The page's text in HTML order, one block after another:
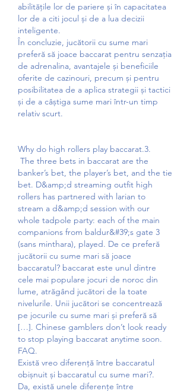
abilitățile lor de pariere și în capacitatea
lor de a citi jocul și de a lua decizii
inteligente.
În concluzie, jucătorii cu sume mari
preferă să joace baccarat pentru senzația
de adrenalina, avantajele și beneficiile
oferite de cazinouri, precum și pentru
posibilitatea de a aplica strategii și tactici
și de a câștiga sume mari într-un timp
relativ scurt.
Why do high rollers play baccarat.3.
banker’s bet, the player’s bet, and the tie
bet. D&amp;d streaming outfit high
rollers has partnered with larian to
stream a d&amp;d session with our
whole tadpole party: each of the main
companions from baldur&#39;s gate 3
(sans minthara), played. De ce preferă
jucătorii cu sume mari să joace
baccaratul? baccarat este unul dintre
cele mai populare jocuri de noroc din
lume, atrăgând jucători de la toate
nivelurile. Unii jucători se concentrează
pe jocurile cu sume mari și preferă să
[…]. Chinese gamblers don’t look ready
to stop playing baccarat anytime soon.
FAQ.
Există vreo diferență între baccaratul
obișnuit și baccaratul cu sume mari?.
Da, există unele diferențe între